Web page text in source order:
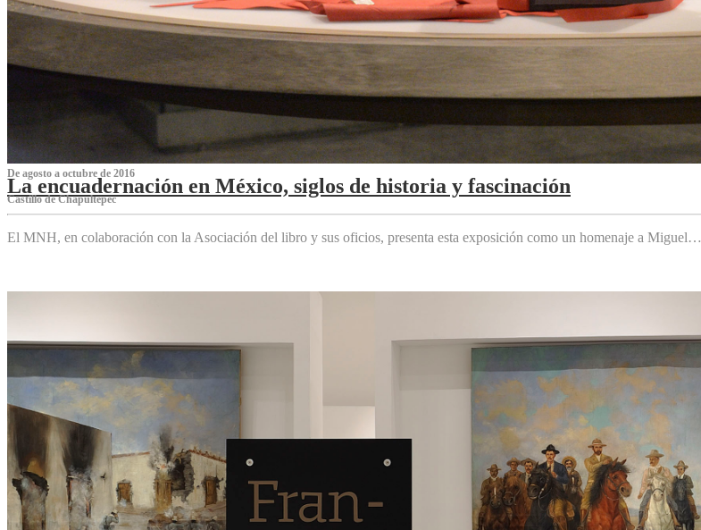
De agosto a octubre de 2016
La encuadernación en México, siglos de historia y fascinación
Castillo de Chapultepec
El MNH, en colaboración con la Asociación del libro y sus oficios, presenta esta exposición como un homenaje a Miguel…